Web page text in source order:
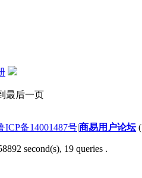
最后一页
ICP备14001487号|商易用户论坛(
second(s), 19 queries .